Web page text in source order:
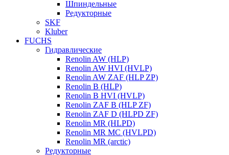
Шпиндельные
Редукторные
SKF
Kluber
FUCHS
Гидравлические
Renolin AW (HLP)
Renolin AW HVI (HVLP)
Renolin AW ZAF (HLP ZP)
Renolin B (HLP)
Renolin B HVI (HVLP)
Renolin ZAF B (HLP ZF)
Renolin ZAF D (HLPD ZF)
Renolin MR (HLPD)
Renolin MR MC (HVLPD)
Renolin MR (arctic)
Редукторные